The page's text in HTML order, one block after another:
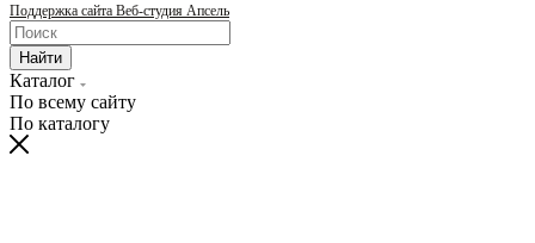
Поддержка сайта Веб-студия Апсель
Найти
Каталог
По всему сайту
По каталогу